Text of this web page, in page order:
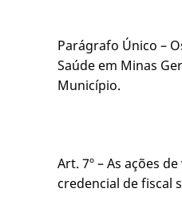
Parágrafo Único –
Saúde em Minas
Município.
Art. 7º – As ações
credencial de fiscal